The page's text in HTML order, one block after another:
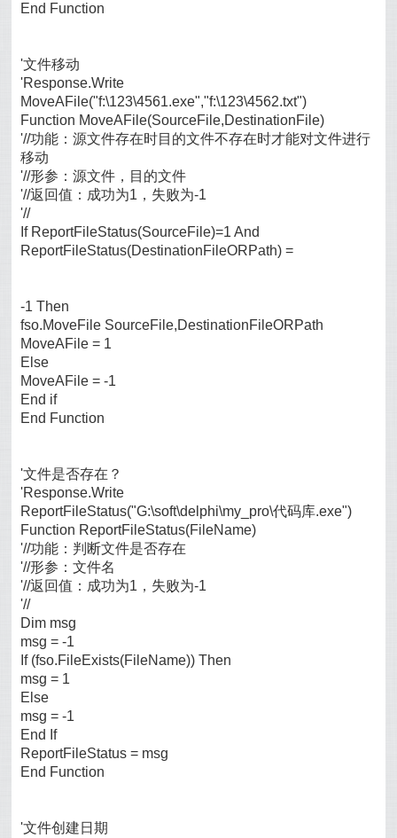
End Function
'文件移动
'Response.Write
MoveAFile("f:\123\4561.exe","f:\123\4562.txt")
Function MoveAFile(SourceFile,DestinationFile)
'//功能：源文件存在时目的文件不存在时才能对文件进行
移动
'//形参：源文件，目的文件
'//返回值：成功为1，失败为-1
'//
If ReportFileStatus(SourceFile)=1 And
ReportFileStatus(DestinationFileORPath) =
-1 Then
fso.MoveFile SourceFile,DestinationFileORPath
MoveAFile = 1
Else
MoveAFile = -1
End if
End Function
'文件是否存在？
'Response.Write
ReportFileStatus("G:\soft\delphi\my_pro\代码库.exe")
Function ReportFileStatus(FileName)
'//功能：判断文件是否存在
'//形参：文件名
'//返回值：成功为1，失败为-1
'//
Dim msg
msg = -1
If (fso.FileExists(FileName)) Then
msg = 1
Else
msg = -1
End If
ReportFileStatus = msg
End Function
'文件创建日期